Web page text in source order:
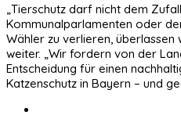
„Tierschutz darf nicht dem
Kommunalparlamenten oder
Wähler zu verlieren, überlassen
weiter. „Wir fordern von der
Entscheidung für einen
Katzenschutz in Bayern – und